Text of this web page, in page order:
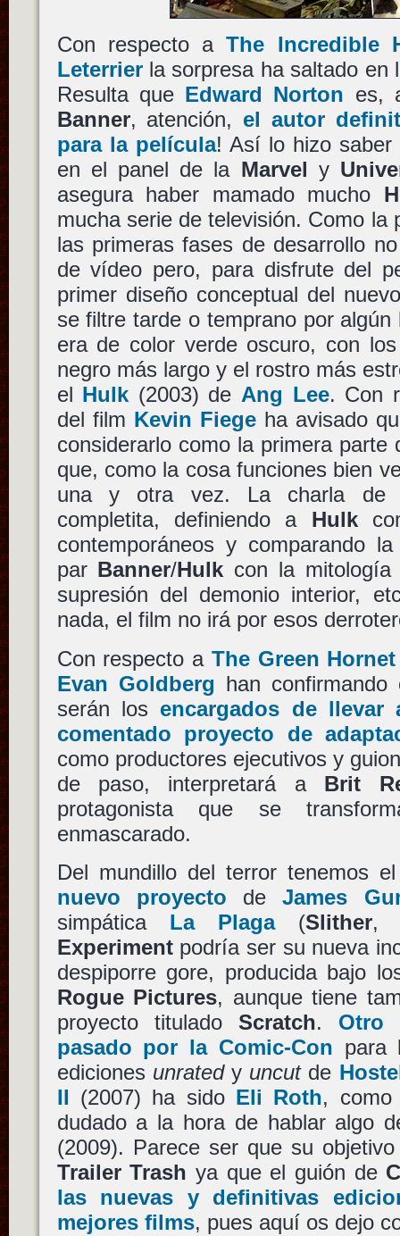
Con respecto aThe Incredible
Leterrierla sorpresa ha saltado en
Resulta que Edward Norton es,
Banner, atención, el autor
para la película! Así lo hizo saber
en el panel de la Marvel y
asegura haber mamado mucho
mucha serie de televisión. Como la
las primeras fases de desarrollo
de vídeo pero, para disfrute del
primer diseño conceptual del
se filtre tarde o temprano por
era de color verde oscuro, con
negro más largo y el rostro más
el Hulk (2003) de Ang Lee. Con
del film Kevin Fiegeha avisado
considerarlo como la primera parte
que, como la cosa funciones bien
una y otra vez. La charla
completita, definiendo a Hulk
contemporáneos y comparando
par Banner/Hulk con la
supresión del demonio interior,
nada, el film no irá por esos
Con respecto a The Green Hornet
Evan Goldberg han
serán los encargados de
comentado proyecto de
como productores ejecutivos y
de paso, interpretará a Brit
protagonista que se
enmascarado.
Del mundillo del terror tenemos
nuevo proyecto deJames
simpática La Plaga(Slither,
Experimentpodría ser su nueva
despiporre gore, producida bajo
Rogue Pictures, aunque tiene
proyecto tituladoScratch. Otro
pasado por la Comic-Con para
ediciones unratedy uncutde
II (2007) ha sido Eli Roth,
dudado a la hora de hablar algo
(2009). Parece ser que su
Trailer Trash ya que el guión de
las nuevas y definitivas
mejores films, pues aquí os dejo